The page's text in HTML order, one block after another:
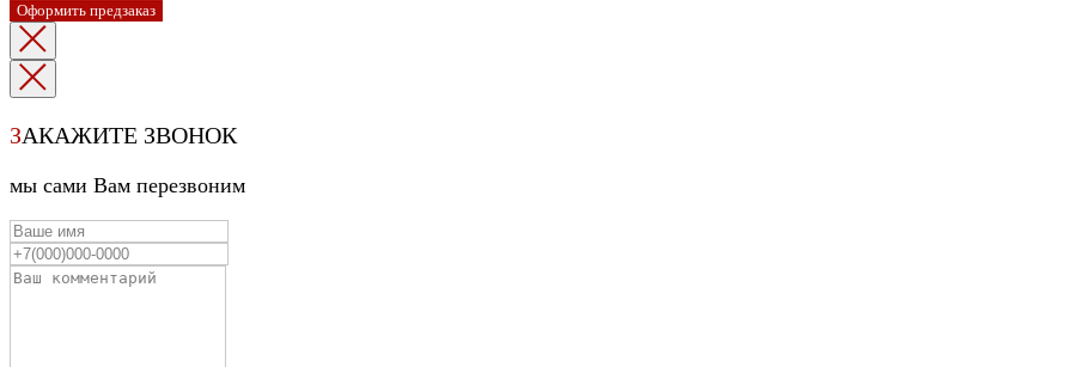
Оформить предзаказ
ЗАКАЖИТЕ ЗВОНОК
мы сами Вам перезвоним